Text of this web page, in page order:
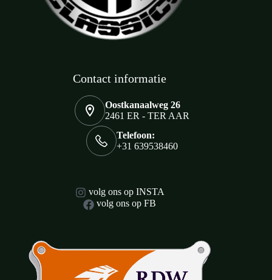
Contact informatie
Oostkanaalweg 26
2461 ER - TER AAR
Telefoon:
+31 639538460
volg ons op INSTA
volg ons op FB